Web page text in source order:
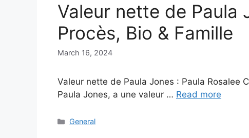
Valeur nette de Paula
Procès, Bio & Famille
March 16, 2024
Valeur nette de Paula Jones : Paula Rosalee
Paula Jones, a une valeur … Read more
Categories
General